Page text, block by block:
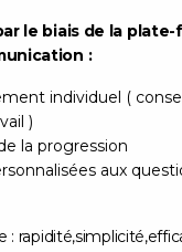
le biais de la
:
individuel (
)
la progression
aux
: